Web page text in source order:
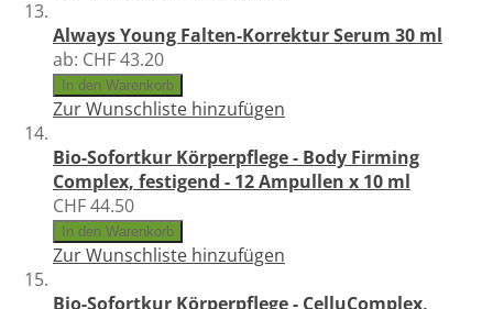
Always Young Falten-Korrektur Serum 30 ml
ab: CHF 43.20
In den Warenkorb
Zur Wunschliste hinzufügen
Bio-Sofortkur Körperpflege - Body Firming
Complex, festigend - 12 Ampullen x 10 ml
CHF 44.50
In den Warenkorb
Zur Wunschliste hinzufügen
Bio-Sofortkur Körperpflege - CelluComplex,